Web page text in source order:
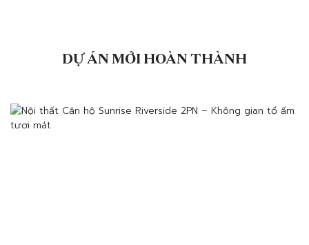
sang trọng xứng tầm […]
DỰ ÁN MỚI HOÀN THÀNH